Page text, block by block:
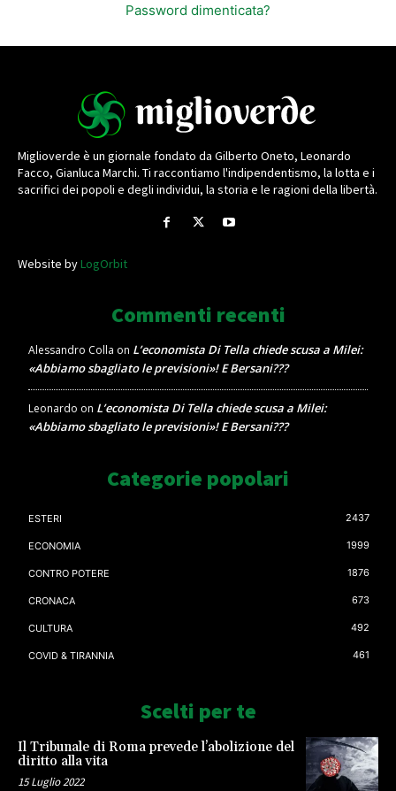
Password dimenticata?
Miglioverde è un giornale fondato da Gilberto Oneto, Leonardo
Facco, Gianluca Marchi. Ti raccontiamo l'indipendentismo, la lotta e i
sacrifici dei popoli e degli individui, la storia e le ragioni della libertà.
Website byLogOrbit
Commenti recenti
Alessandro Colla on L’economista Di Tella chiede scusa a Milei:
«Abbiamo sbagliato le previsioni»! E Bersani???
Leonardo on L’economista Di Tella chiede scusa a Milei:
«Abbiamo sbagliato le previsioni»! E Bersani???
Categorie popolari
ESTERI 2437
ECONOMIA 1999
CONTRO POTERE 1876
CRONACA 673
CULTURA 492
COVID & TIRANNIA 461
Scelti per te
Il Tribunale di Roma prevede l’abolizione del
diritto alla vita
15 Luglio 2022